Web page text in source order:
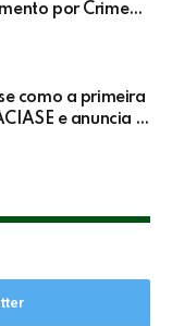
por Crime
como a primeira
e anuncia a
Destaque